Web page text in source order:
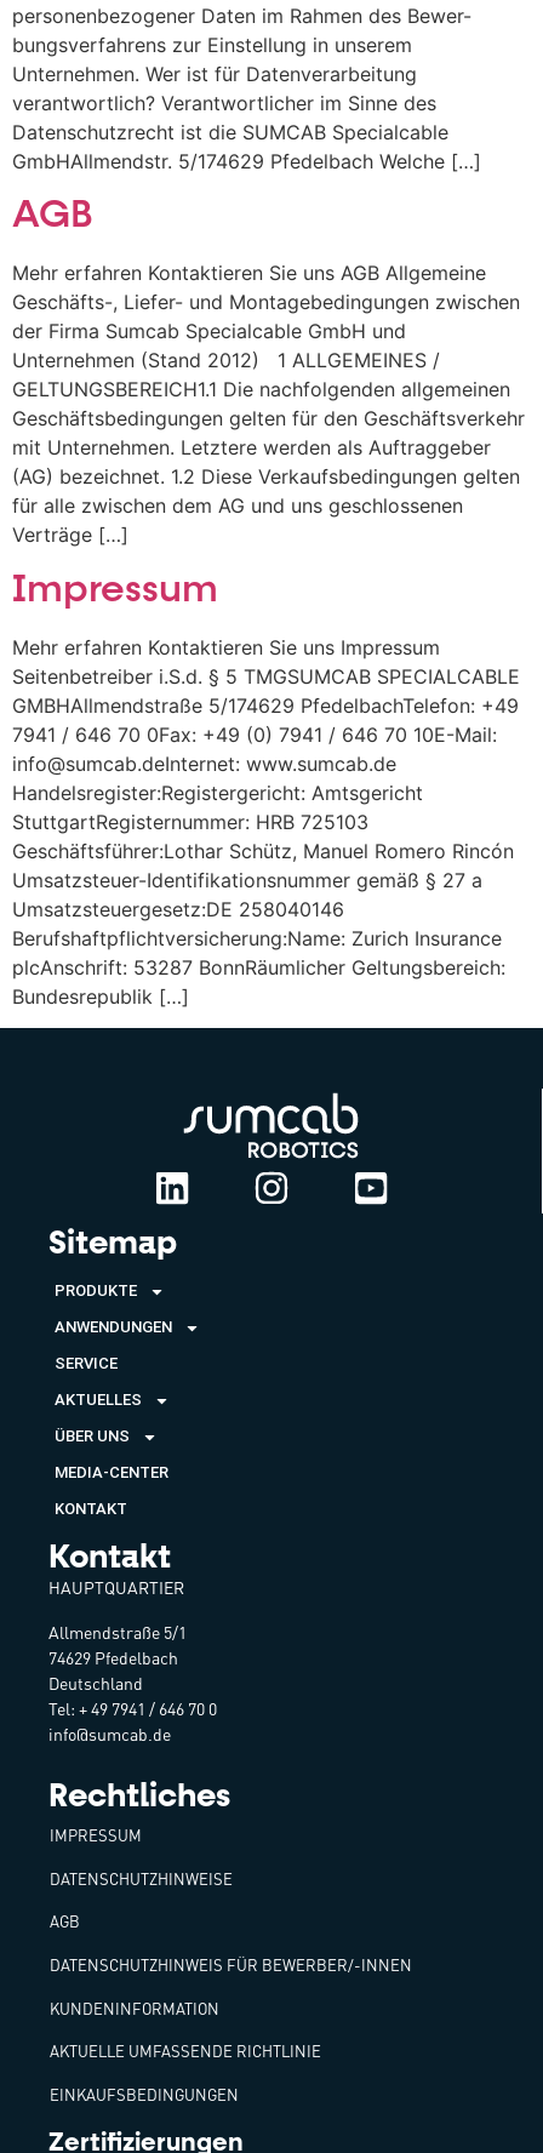
personenbezogener Daten im Rahmen des Bewer-
bungsverfahrens zur Einstellung in unserem
Unternehmen. Wer ist für Datenverarbeitung
verantwortlich? Verantwortlicher im Sinne des
Datenschutzrecht ist die SUMCAB Specialcable
GmbHAllmendstr. 5/174629 Pfedelbach Welche […]
AGB
Mehr erfahren Kontaktieren Sie uns AGB Allgemeine
Geschäfts-, Liefer- und Montagebedingungen zwischen
der Firma Sumcab Specialcable GmbH und
Unternehmen (Stand 2012) 1 ALLGEMEINES /
GELTUNGSBEREICH1.1 Die nachfolgenden allgemeinen
Geschäftsbedingungen gelten für den Geschäftsverkehr
mit Unternehmen. Letztere werden als Auftraggeber
(AG) bezeichnet. 1.2 Diese Verkaufsbedingungen gelten
für alle zwischen dem AG und uns geschlossenen
Verträge […]
Impressum
Mehr erfahren Kontaktieren Sie uns Impressum
Seitenbetreiber i.S.d. § 5 TMGSUMCAB SPECIALCABLE
GMBHAllmendstraße 5/174629 PfedelbachTelefon: +49
7941 / 646 70 0Fax: +49 (0) 7941 / 646 70 10E-Mail:
info@sumcab.deInternet: www.sumcab.de
Handelsregister:Registergericht: Amtsgericht
StuttgartRegisternummer: HRB 725103
Geschäftsführer:Lothar Schütz, Manuel Romero Rincón
Umsatzsteuer-Identifikationsnummer gemäß § 27 a
Umsatzsteuergesetz:DE 258040146
Berufshaftpflichtversicherung:Name: Zurich Insurance
plcAnschrift: 53287 BonnRäumlicher Geltungsbereich:
Bundesrepublik […]
Sitemap
PRODUKTE
ANWENDUNGEN
SERVICE
AKTUELLES
ÜBER UNS
MEDIA-CENTER
KONTAKT
Kontakt
HAUPTQUARTIER
Allmendstraße 5/1
74629 Pfedelbach
Deutschland
Tel: + 49 7941 / 646 70 0
info@sumcab.de
Rechtliches
IMPRESSUM
DATENSCHUTZHINWEISE
AGB
DATENSCHUTZHINWEIS FÜR BEWERBER/-INNEN
KUNDENINFORMATION
AKTUELLE UMFASSENDE RICHTLINIE
EINKAUFSBEDINGUNGEN
Zertifizierungen